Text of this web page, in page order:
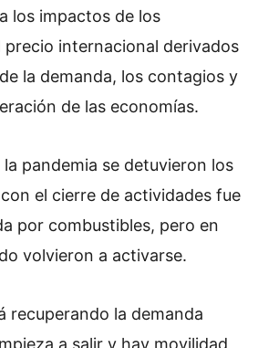
los impactos de los
precio internacional derivados
la demanda, los contagios y
de las economías.
pandemia se detuvieron los
el cierre de actividades fue
por combustibles, pero en
volvieron a activarse.
recuperando la demanda
a salir y hay movilidad,